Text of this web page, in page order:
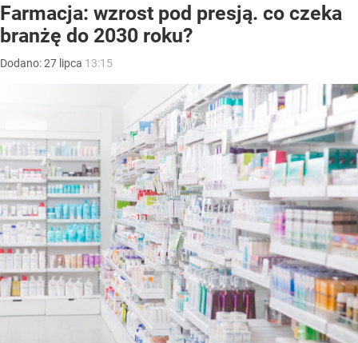
Farmacja: wzrost pod presją. co czeka
branżę do 2030 roku?
Dodano:27 lipca 13:15